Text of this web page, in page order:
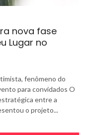
nova fase
Lugar no
fenômeno do
para convidados O
entre a
o projeto...